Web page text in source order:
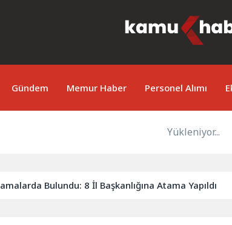
Gündem Memur Haber Personel Alımı
Yükleniyor...
Bulundu: 8 İl Başkanlığına Atama Yapıldı